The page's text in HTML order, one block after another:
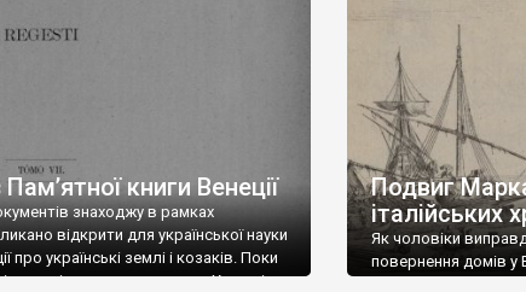
Пам’ятної книги Венеції
знаходжу в рамках
відкрити для української науки
про українські землі і козаків. Поки
цікавим документом. Хоча він
Подвиг
італійських
Як чоловіки
повернення домів у